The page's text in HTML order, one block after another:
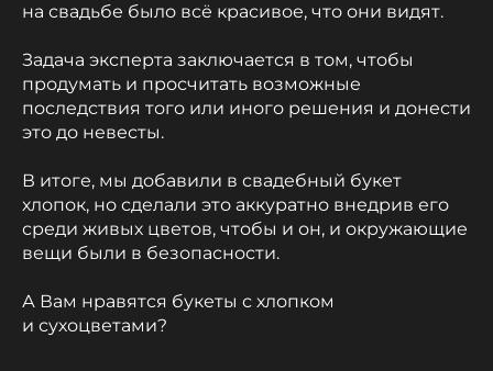
на свадьбе было всё красивое, что они видят.
Задача эксперта заключается в том, чтобы
продумать и просчитать возможные
последствия того или иного решения и донести
это до невесты.
В итоге, мы добавили в свадебный букет
хлопок, но сделали это аккуратно внедрив его
среди живых цветов, чтобы и он, и окружающие
вещи были в безопасности.
А Вам нравятся букеты с хлопком
и сухоцветами?